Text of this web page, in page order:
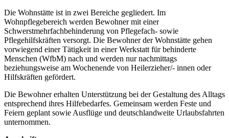
Die Wohnstätte ist in zwei Bereiche gegliedert. Im
Wohnpflegebereich werden Bewohner mit einer
Schwerstmehrfachbehinderung von Pflegefach- sowie
Pflegehilfskräften versorgt. Die Bewohner der Wohnstätte gehen
vorwiegend einer Tätigkeit in einer Werkstatt für behinderte
Menschen (WfbM) nach und werden nur nachmittags
beziehungsweise am Wochenende von Heilerzieher/- innen oder
Hilfskräften gefördert.
Die Bewohner erhalten Unterstützung bei der Gestaltung des Alltags
entsprechend ihres Hilfebedarfes. Gemeinsam werden Feste und
Feiern geplant sowie Ausflüge und deutschlandweite Urlaubsfahrten
unternommen.